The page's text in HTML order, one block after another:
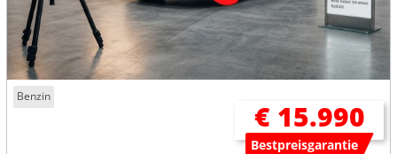
Benzin
€ 15.990
Bestpreisgarantie